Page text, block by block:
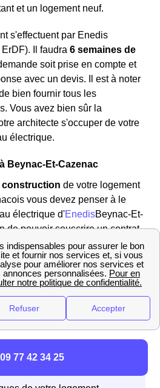
et un logement neuf.
s'effectuent par Enedis
Il faudra 6 semaines de
soit prise en compte et
avec un devis. Il est à noter
bien fournir tous les
Vous avez bien sûr la
architecte s'occuper de votre
électrique.
Beynac-Et-Cazenac
construction de votre logement
vous devez penser à le
électrique d'EnedisBeynac-Et-
de pouvoir souscrire un contrat
fournisseur une fois vos travaux
à Enedis une demande
rendant sur son site internet et
09 77 42 34 25